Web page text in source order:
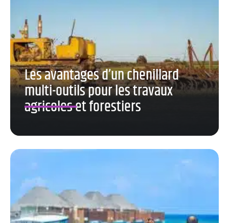
Les avantages d’un chenillard
multi-outils pour les travaux
agricoles et forestiers